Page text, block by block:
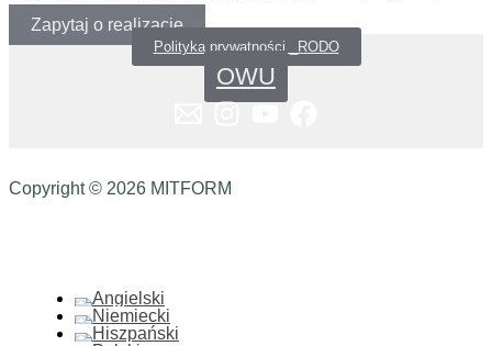
Zapytaj o realizację
Polityka prywatności _RODO
OWU
Copyright © 2026 MITFORM